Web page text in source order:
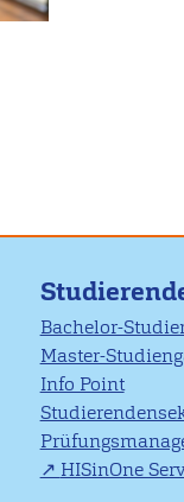
Bachelor-
Master-
Info Point
HISinOne